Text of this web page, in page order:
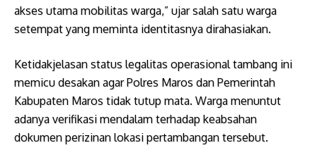
akses utama mobilitas warga,” ujar salah satu warga
setempat yang meminta identitasnya dirahasiakan.
Ketidakjelasan status legalitas operasional tambang ini
memicu desakan agar Polres Maros dan Pemerintah
Kabupaten Maros tidak tutup mata. Warga menuntut
adanya verifikasi mendalam terhadap keabsahan
dokumen perizinan lokasi pertambangan tersebut.